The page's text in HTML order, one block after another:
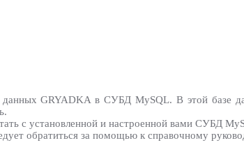
GRYADKA в СУБД MySQL. В этой базе
с установленной и настроенной вами СУБД
обратиться за помощью к справочному